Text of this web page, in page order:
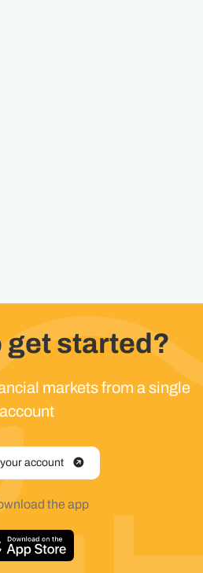
get started?
markets from a single
account
account
the app